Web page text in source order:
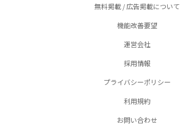
無料掲載 / 広告掲載について
機能改善要望
運営会社
採用情報
プライバシーポリシー
利用規約
お問い合わせ